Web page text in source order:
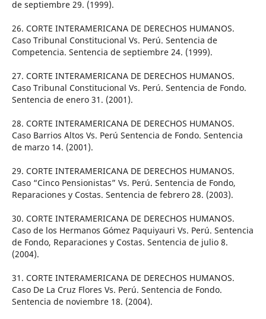
de septiembre 29. (1999).
26. CORTE INTERAMERICANA DE DERECHOS HUMANOS.
Caso Tribunal Constitucional Vs. Perú. Sentencia de
Competencia. Sentencia de septiembre 24. (1999).
27. CORTE INTERAMERICANA DE DERECHOS HUMANOS.
Caso Tribunal Constitucional Vs. Perú. Sentencia de Fondo.
Sentencia de enero 31. (2001).
28. CORTE INTERAMERICANA DE DERECHOS HUMANOS.
Caso Barrios Altos Vs. Perú Sentencia de Fondo. Sentencia
de marzo 14. (2001).
29. CORTE INTERAMERICANA DE DERECHOS HUMANOS.
Caso “Cinco Pensionistas” Vs. Perú. Sentencia de Fondo,
Reparaciones y Costas. Sentencia de febrero 28. (2003).
30. CORTE INTERAMERICANA DE DERECHOS HUMANOS.
Caso de los Hermanos Gómez Paquiyauri Vs. Perú. Sentencia
de Fondo, Reparaciones y Costas. Sentencia de julio 8.
(2004).
31. CORTE INTERAMERICANA DE DERECHOS HUMANOS.
Caso De La Cruz Flores Vs. Perú. Sentencia de Fondo.
Sentencia de noviembre 18. (2004).